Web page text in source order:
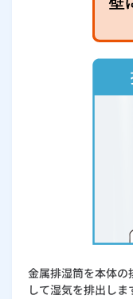
金属排湿筒を本体
して湿気を排出しま